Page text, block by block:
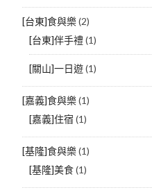
[台東]食與樂(2)
[台東]伴手禮(1)
[關山]一日遊(1)
[嘉義]食與樂(1)
[嘉義]住宿 (1)
[基隆]食與樂(1)
[基隆]美食(1)